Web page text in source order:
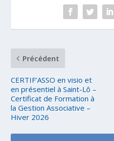
Précédent
CERTIF’ASSO en visio et
en présentiel à Saint-Lô –
Certificat de Formation à
la Gestion Associative –
Hiver 2026